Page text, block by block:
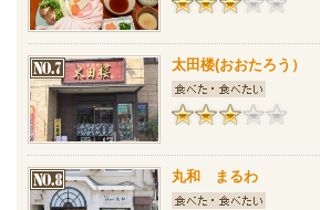
太田楼(おおたろう）
丸和 まるわ